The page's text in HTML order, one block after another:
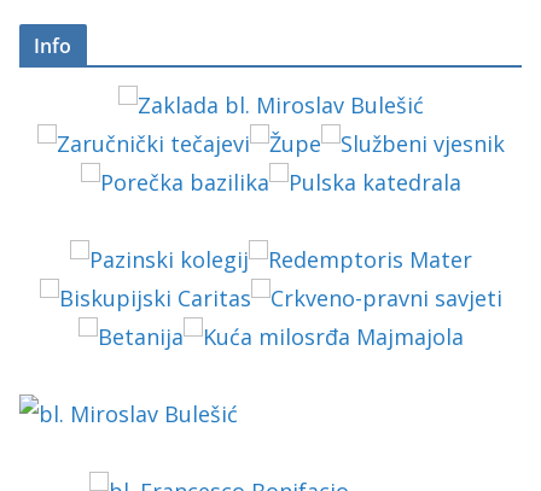
Info